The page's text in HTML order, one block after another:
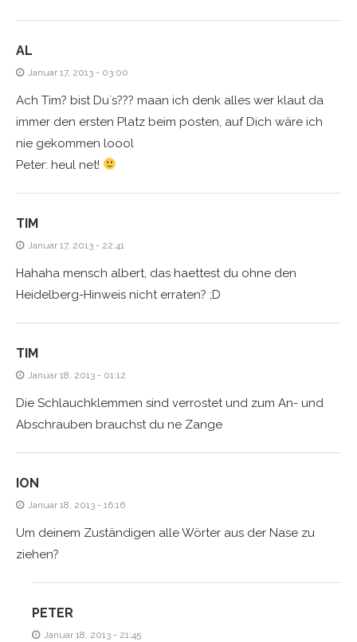
AL
Januar 17, 2013 - 03:00
Ach Tim? bist Du´s??? maan ich denk alles wer klaut da
immer den ersten Platz beim posten, auf Dich wäre ich
nie gekommen loool
Peter: heul net!
TIM
Januar 17, 2013 - 22:41
Hahaha mensch albert, das haettest du ohne den
Heidelberg-Hinweis nicht erraten? ;D
TIM
Januar 18, 2013 - 01:12
Die Schlauchklemmen sind verrostet und zum An- und
Abschrauben brauchst du ne Zange
ION
Januar 18, 2013 - 16:16
Um deinem Zuständigen alle Wörter aus der Nase zu
ziehen?
PETER
Januar 18, 2013 - 21:45